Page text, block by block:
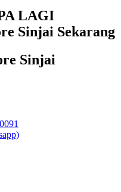
LAGI
Sinjai Sekarang
Sinjai